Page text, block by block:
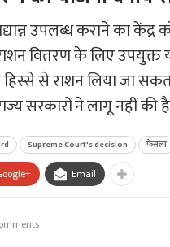
उपलब्ध कराने का केंद्र
वितरण के लिए उपयुक्त
से राशन लिया जा
सरकारों ने लागू नहीं की
Supreme Court's decision फैसला
Email